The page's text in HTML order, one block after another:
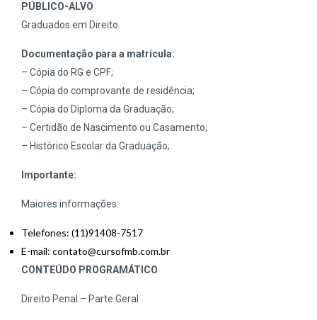
PÚBLICO-ALVO
Graduados em Direito.
Documentação para a matrícula:
– Cópia do RG e CPF;
– Cópia do comprovante de residência;
– Cópia do Diploma da Graduação;
– Certidão de Nascimento ou Casamento;
– Histórico Escolar da Graduação;
Importante:
Maiores informações:
Telefones: (11)91408-7517
E-mail: contato@cursofmb.com.br
CONTEÚDO PROGRAMÁTICO
Direito Penal – Parte Geral